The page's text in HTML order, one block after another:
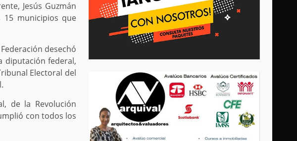
Jesús Guzmán
municipios que
desechó
diputación federal,
Electoral del
de la Revolución
con todos los